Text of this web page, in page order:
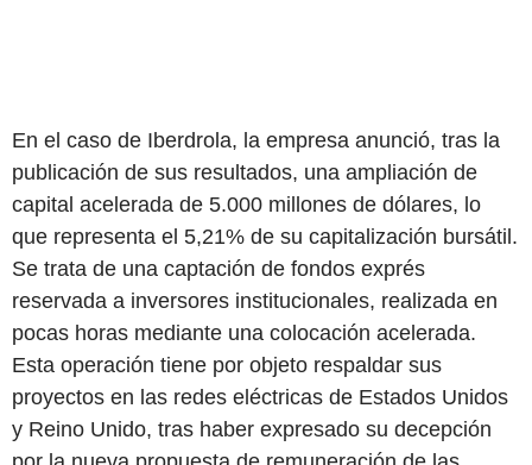
En el caso de Iberdrola, la empresa anunció, tras la
publicación de sus resultados, una ampliación de
capital acelerada de 5.000 millones de dólares, lo
que representa el 5,21% de su capitalización bursátil.
Se trata de una captación de fondos exprés
reservada a inversores institucionales, realizada en
pocas horas mediante una colocación acelerada.
Esta operación tiene por objeto respaldar sus
proyectos en las redes eléctricas de Estados Unidos
y Reino Unido, tras haber expresado su decepción